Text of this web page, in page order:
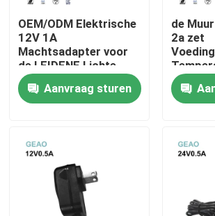
Kwaliteitscontrole
Neem contact met ons op
De muur zet Machtsadapters op
De Adapter van de Desktopmacht
OEM/ODM Elektrische
12V 1A
Machtsadapter voor
de LEIDENE Lichte
Camera van
kabeltelevisie
Aanvraag sturen
de
2a zet
SAA op